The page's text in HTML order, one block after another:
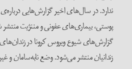
ندارد. در سال‌های اخیر گزارش‌هایی
گزارش‌های شیوع ویروس کرونا در زندان‌های
زندانیان منتشر می‌شود. وضع نابه‌سامان و